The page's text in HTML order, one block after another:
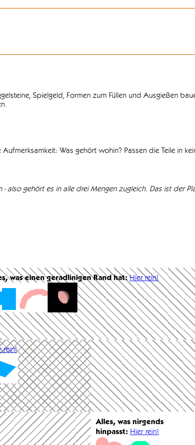
Spielgeld, Formen zum Füllen und Ausgießen
Was gehört wohin? Passen die Teile in
also gehört es in alle drei Mengen zugleich. Das ist der
was einen geradlinigen Rand hat:Hier rein!
rein!
Alles, was nirgends
hinpasst: Hier rein!